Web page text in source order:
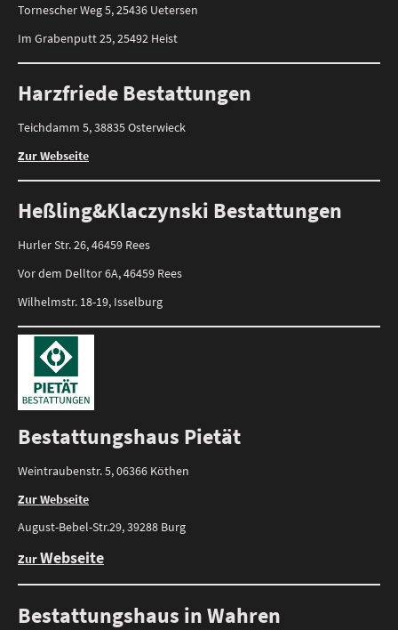
Tornescher Weg 5, 25436 Uetersen
Im Grabenputt 25, 25492 Heist
Harzfriede Bestattungen
Teichdamm 5, 38835 Osterwieck
Zur Webseite
Heßling&Klaczynski Bestattungen
Hurler Str. 26, 46459 Rees
Vor dem Delltor 6A, 46459 Rees
Wilhelmstr. 18-19, Isselburg
Bestattungshaus Pietät
Weintraubenstr. 5, 06366 Köthen
Zur Webseite
August-Bebel-Str.29, 39288 Burg
ZurWebseite
Bestattungshaus in Wahren